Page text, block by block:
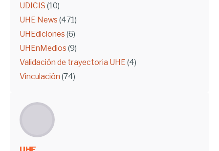
UDICIS (10)
UHE News (471)
UHEdiciones (6)
UHEnMedios (9)
Validación de trayectoria UHE(4)
Vinculación (74)